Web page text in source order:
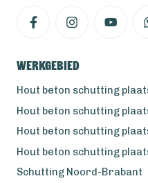
Werkgebied
Hout beton schutting
Hout beton schutting
Hout beton schutting
Hout beton schutting
Schutting Noord-Brabant